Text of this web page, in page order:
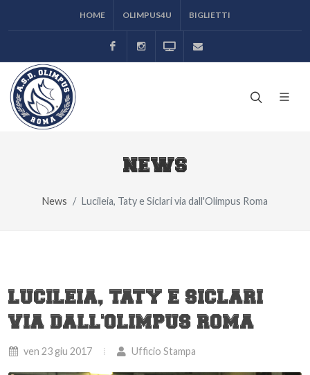
HOME OLIMPUS4U BIGLIETTI
FacebookInstagramOdeon TV
NEWS
News Lucileia, Taty e Siclari via dall'Olimpus Roma
LUCILEIA, TATY E SICLARI
VIA DALL'OLIMPUS ROMA
ven 23 giu 2017 Ufficio Stampa